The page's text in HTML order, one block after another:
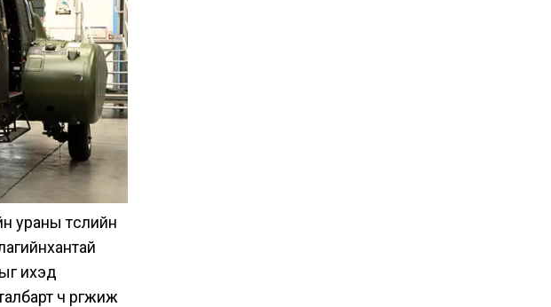
ураны төслийн
ихэд
ч өргөжиж